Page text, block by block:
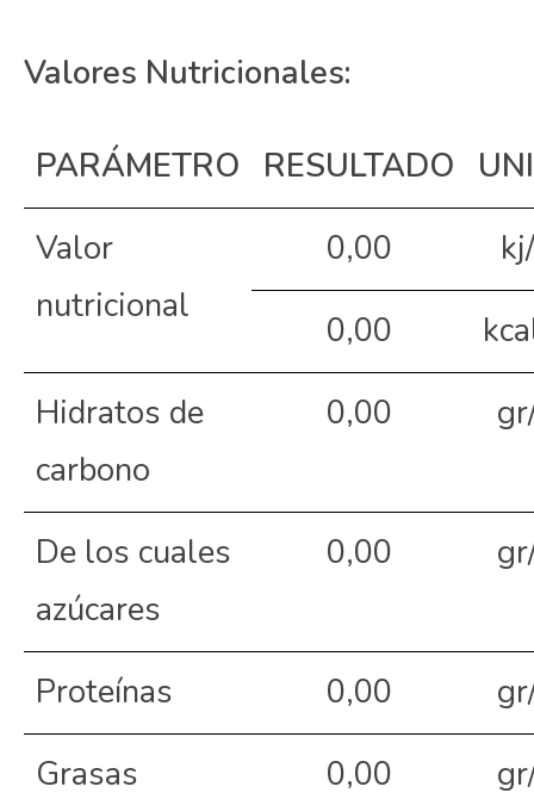
Valores Nutricionales:
PARÁMETRO RESULTADO
Valor
nutricional
0,00
0,00
Hidratos de
carbono
0,00
De los cuales
azúcares
0,00
Proteínas 0,00
Grasas
0,00